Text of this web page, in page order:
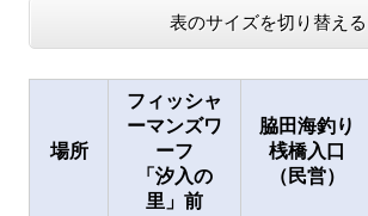
表のサイズを切り替える
場所
フィッシャ
ーマンズワ
ーフ
「汐入の
里」前
脇田海釣り
桟橋入口
（民営）